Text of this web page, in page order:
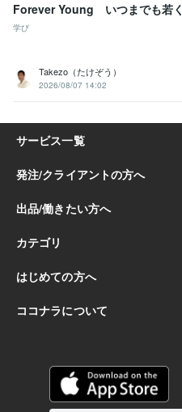
Forever Young いつまでも若く
学び
Takezo（たけぞう）
2026/08/07 14:02